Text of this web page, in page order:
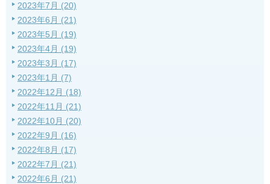
2023年7月 (20)
2023年6月 (21)
2023年5月 (19)
2023年4月 (19)
2023年3月 (17)
2023年1月 (7)
2022年12月 (18)
2022年11月 (21)
2022年10月 (20)
2022年9月 (16)
2022年8月 (17)
2022年7月 (21)
2022年6月 (21)